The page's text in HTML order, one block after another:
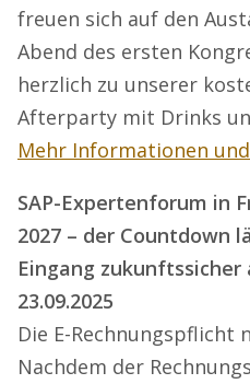
freuen sich auf den
Abend des ersten
herzlich zu unserer
Afterparty mit Drinks
Mehr Informationen
SAP-Expertenforum in
2027 – der Countdown
Eingang
23.09.2025
Die E-Rechnungspflicht
Nachdem der